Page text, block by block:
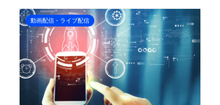
動画配信・ライブ配信